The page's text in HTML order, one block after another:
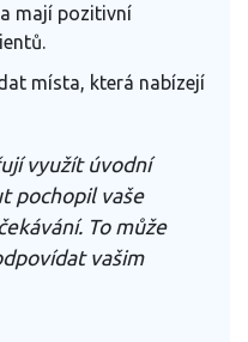
mají pozitivní
místa, která nabízejí
využít úvodní
pochopil vaše
To může
vašim